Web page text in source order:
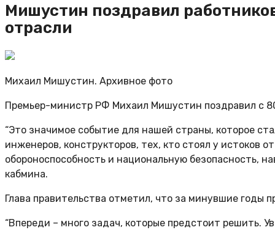
Мишустин поздравил
отрасли
Михаил Мишустин. Архивное фото
Премьер-министр РФ Михаил Мишустин поздравил с
“Это значимое событие для нашей страны, которое
инженеров, конструкторов, тех, кто стоял у истоков
обороноспособность и национальную безопасность,
кабмина.
Глава правительства отметил, что за минувшие годы
“Впереди – много задач, которые предстоит решить.